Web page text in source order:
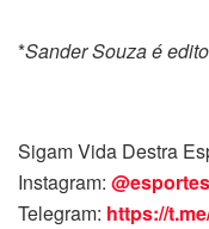
*Sander Souza é
Sigam Vida Destra
Instagram:
Telegram: https://